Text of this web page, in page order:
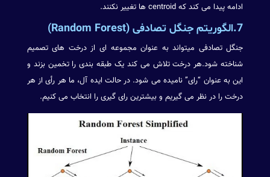
ادامه پیدا می کند که centroid ها تغییر نکنند.
7.الگوریتم جنگل تصادفی (Random Forest)
جنگل تصادفی میتواند به عنوان مجموعه ای از درخت های تصمیم
شناخته شود.هر درخت تلاش می کند یک طبقه بندی را تخمین بزند و
این به عنوان “رای” نامیده می شود. در حالت ایده آل، ما هر رأی از هر
درخت را در نظر می گیریم و بیشترین رای گیری را انتخاب می کنیم.